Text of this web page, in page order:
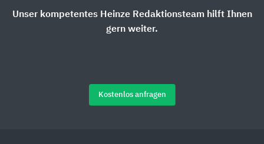
Unser kompetentes Heinze Redaktionsteam hilft Ihnen
gern weiter.
Kostenlos anfragen